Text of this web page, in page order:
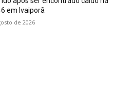
em Ivaiporã
de 2026